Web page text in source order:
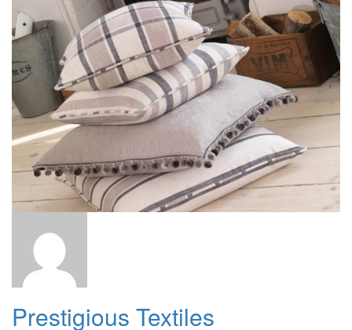
Prestigious Textiles